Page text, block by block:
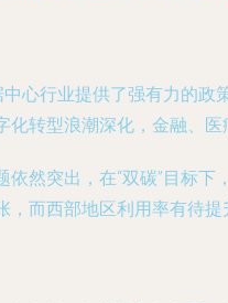
中心行业提供了强有力的
转型浪潮深化，金融、
然突出，在“双碳”目标
而西部地区利用率有待提